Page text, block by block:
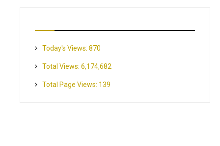
Today's Views: 870
Total Views: 6,174,682
Total Page Views: 139